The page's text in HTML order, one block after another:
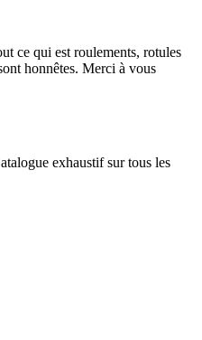
ce qui est roulements, rotules
honnêtes. Merci à vous
exhaustif sur tous les